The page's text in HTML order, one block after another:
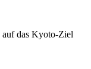
auf das Kyoto-Ziel